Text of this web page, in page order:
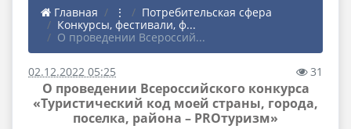
Главная ⋮
Потребительская сфера
Конкурсы, фестивали, ф...
О проведении Всероссий...
02.12.2022 05:25 31
О проведении Всероссийского конкурса
«Туристический код моей страны, города,
поселка, района – PROтуризм»